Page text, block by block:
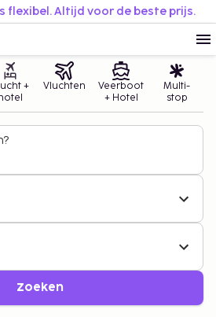
flexibel. Altijd voor de beste prijs.
+
Vluchten
Veerboot
+ Hotel
Multi-
stop
Zoeken